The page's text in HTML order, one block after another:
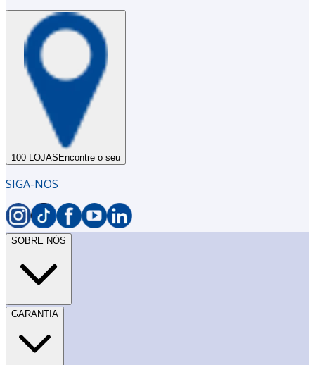
100 LOJAS Encontre o seu
SIGA-NOS
SOBRE NÓS
GARANTIA